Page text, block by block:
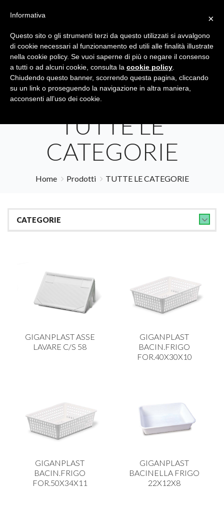
Tutte le categorie Cerca
TUTTE LE
CATEGORIE
Home Prodotti TUTTE LE CATEGORIE
CATEGORIE
ACCESSORI VETRO
BAGNO
BILANCE
CALICI E BICCHIERI
CAMPEGGIO E GIARDINO
COLTELLI E POSATE
GIGANPLAST ASSE
LAVARE C/S 58
GIGANPLAST
BACIN.FRIGO
FOR.40X30X10
GIGANPLAST
BACIN.FRIGO
FOR.50X34X11
GIGANPLAST
BACINELLA FRIGO
22X12X8
×
Informativa
Questo sito o gli strumenti terzi da questo utilizzati si avvalgono
di cookie necessari al funzionamento ed utili alle finalità illustrate
nella cookie policy. Se vuoi saperne di più o negare il consenso
a tutti o ad alcuni cookie, consulta la cookie policy
Chiudendo questo banner, scorrendo questa pagina, cliccando
su un link o proseguendo la navigazione in altra maniera,
acconsenti all’uso dei cookie.